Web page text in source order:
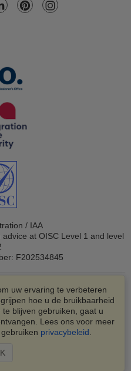
uw ervaring te verbeteren
hoe u de bruikbaarheid
blijven gebruiken, gaat u
Lees ons voor meer
privacybeleid
/ IAA
at OISC Level 1 and level
F202534845
Alle rechten voorbehouden.
zijn geregistreerde
VisaHQ.com, Inc.